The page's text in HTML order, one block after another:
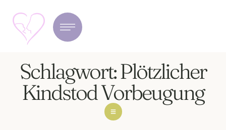
Schlagwort:Plötzlicher
Kindstod Vorbeugung